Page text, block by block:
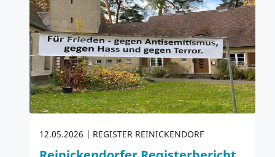
12.05.2026 REGISTER REINICKENDORF